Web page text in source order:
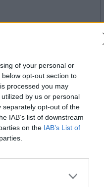
of your personal or
opt-out section to
processed you may
by us or personal
separately opt-out of the
IAB’s list of downstream
on the IAB’s List of
μας στο